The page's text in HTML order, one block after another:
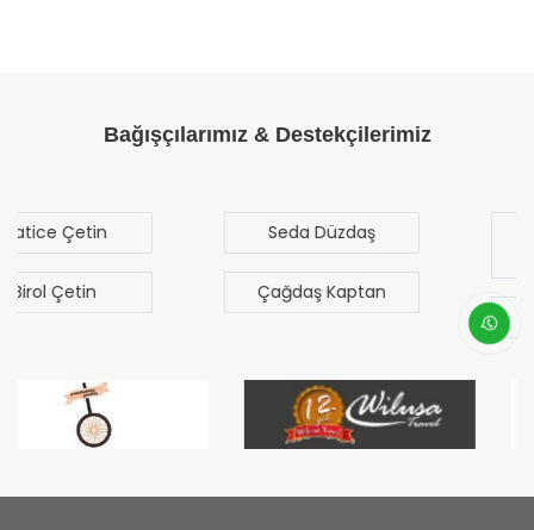
Bağışçılarımız & Destekçilerimiz
Seda Düzdaş
Çağdaş Kaptan
Mehmet Mert
Sezgen
Bilal Türk